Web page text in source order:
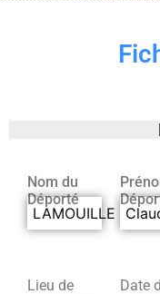
Nom du
Déporté
LAMOUILLE
Lieu de
Date